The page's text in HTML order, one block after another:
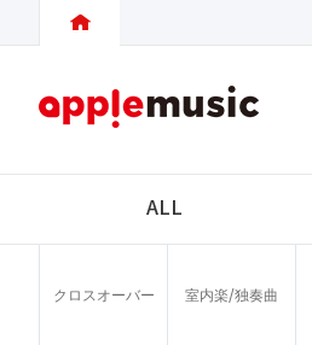
ALL
クロスオーバー 室内楽/独奏曲